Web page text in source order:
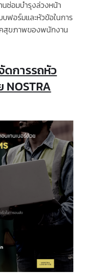
นซ่อมบำรุงล่วงหน้า
ฟอร์มและหัวข้อในการ
สุขภาพของพนักงาน
ดการรถหัว
NOSTRA